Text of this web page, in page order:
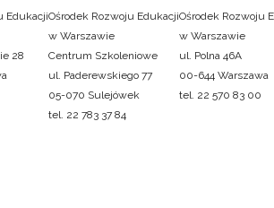
Edukacji
28
Ośrodek Rozwoju Edukacji
w Warszawie
Centrum Szkoleniowe
ul. Paderewskiego 77
05-070 Sulejówek
tel. 22 783 37 84
Ośrodek Rozwoju
w Warszawie
ul. Polna 46A
00-644 Warszawa
tel. 22 570 83 00